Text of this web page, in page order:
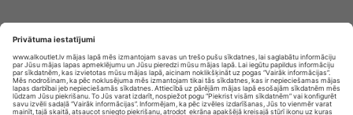
Privātuma Iestatījumi
E-veikala lietošanas noteikumi